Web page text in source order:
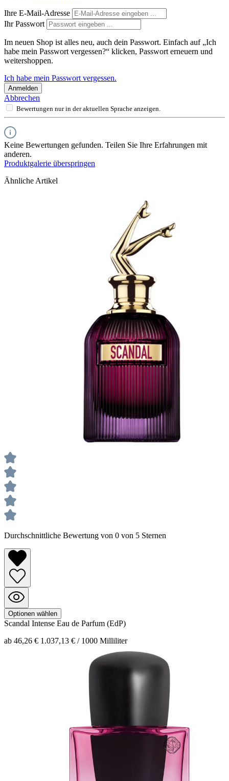
Ihre E-Mail-Adresse
Ihr Passwort
Im neuen Shop ist alles neu, auch dein Passwort. Einfach auf „Ich
habe mein Passwort vergessen?“ klicken, Passwort erneuern und
weitershoppen.
Ich habe mein Passwort vergessen.
Anmelden
Abbrechen
Bewertungen nur in der aktuellen Sprache anzeigen.
Keine Bewertungen gefunden. Teilen Sie Ihre Erfahrungen mit
anderen.
Produktgalerie überspringen
Ähnliche Artikel
Durchschnittliche Bewertung von 0 von 5 Sternen
Optionen wählen
Scandal Intense Eau de Parfum (EdP)
ab 46,26 € 1.037,13 € / 1000 Milliliter